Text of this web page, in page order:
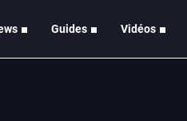
Guides Vidéos